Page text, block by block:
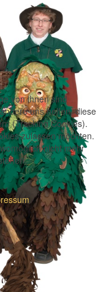
von ihnen sind
uns helfen, diese
(Tracking Cookies).
zulassen möchten.
nicht mehr